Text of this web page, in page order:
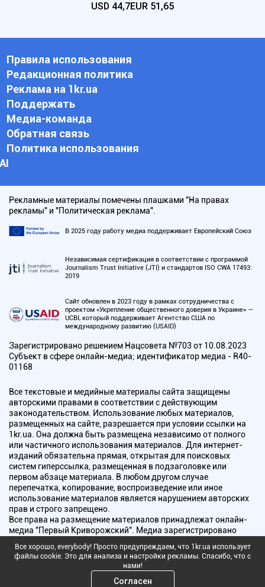
USD 44,7EUR 51,65
Правила использования
Редакционная политика
Реклама на 1kr.ua
Поддержать
Медиа-команда
Обратная связь
Политика использования
АI
Рекламные материалы помечены плашками "На правах
рекламы" и "Политическая реклама".
В 2025 году работу медиа поддерживает Европейский Союз
Независимая сертификация в соответствии с программой
Journalism Trust Initiative (JTI) и стандартов ISO CWA 17493:
2019
Сайт обновлен в 2023 году в рамках сотрудничества с
проектом «Укрепление общественного доверия в Украине» —
UCBI, который поддерживает Агентство США по
международному развитию (USAID)
Зарегистрировано решением Нацсовета №703 от 10.08.2023
Субъект в сфере онлайн-медиа; идентификатор медиа - R40-
01168
Все текстовые и медийные материалы сайта защищены
авторскими правами в соответствии с действующим
законодательством. Использование любых материалов,
размещенных на сайте, разрешается при условии ссылки на
1kr.ua. Она должна быть размещена независимо от полного
или частичного использования материалов. Для интернет-
изданий обязательна прямая, открытая для поисковых
систем гиперссылка, размещенная в подзаголовке или
первом абзаце материала. В любом другом случае
перепечатка, копирование, воспроизведение или иное
использование материалов является нарушением авторских
прав и строго запрещено.
Все права на размещение материалов принадлежат онлайн-
медиа "Первый Криворожский". Медиа зарегистрировано
радиовещания.
Copyright © 2010 - 2026 Все права защищены
Все хорошо, everybody! Просто предупреждаем, что 1kr.ua использует
файлы cookie. Это для анализа и настройки рекламы. Спасибо, что с
нами!
Согласен